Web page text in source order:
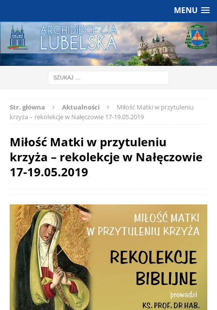
MENU
Str. główna Aktualności
Miłość Matki w przytuleniu
krzyża – rekolekcje w Nałęczowie 17-19.05.2019
Miłość Matki w przytuleniu
krzyża – rekolekcje w Nałęczowie
17-19.05.2019